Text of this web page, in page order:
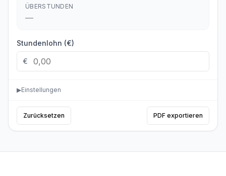
ÜBERSTUNDEN
—
Stundenlohn (€)
€
▶Einstellungen
Zurücksetzen PDF exportieren